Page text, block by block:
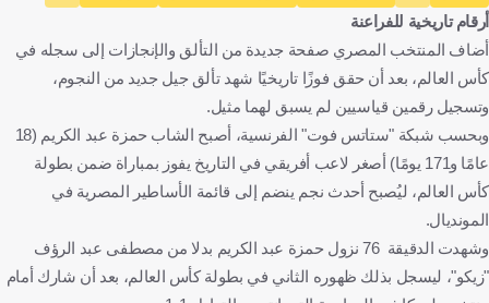
محمد صلاح
حمزة عبد الكريم
نيوزيلندا
كندا كرة قدم
أرقام تاريخية للفراعنة
أضاف المنتخب المصري صفحة جديدة من التألق والإنجازات إلى سجله في
كأس العالم، بعد أن حقق فوزًا تاريخيًا شهد تألق جيل جديد من النجوم،
وتسجيل رقمين قياسيين لم يسبق لهما مثيل.
وبحسب شبكة "ستاتس فوت" الفرنسية، أصبح الشاب حمزة عبد الكريم (18
عامًا و171 يومًا) أصغر لاعب أفريقي في التاريخ يفوز بمباراة ضمن بطولة
كأس العالم، ليُصبح أحدث نجم ينضم إلى قائمة الأساطير المصرية في
المونديال.
وشهدت الدقيقة 76 نزول حمزة عبد الكريم بدلا من مصطفى عبد الرؤف
"زيكو"، ليسجل بذلك ظهوره الثاني في بطولة كأس العالم، بعد أن شارك أمام